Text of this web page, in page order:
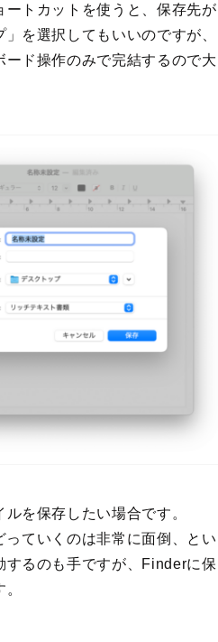
トカットを使うと、保存先が
を選択してもいいのですが、
ド操作のみで完結するので大
を保存したい場合です。
ていくのは非常に面倒、とい
するのも手ですが、Finderに保